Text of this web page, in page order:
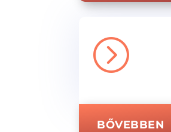
=
BŐVEBBEN